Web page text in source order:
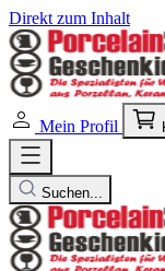
Direkt zum Inhalt
Mein Profil
Suchen...